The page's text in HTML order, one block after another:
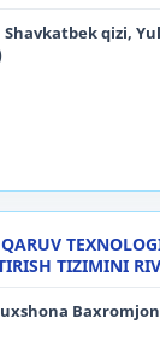
qizi,
TIZIMINI